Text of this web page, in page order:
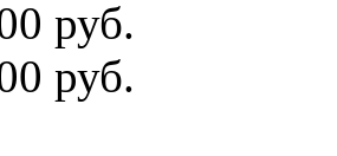
руб.
руб.